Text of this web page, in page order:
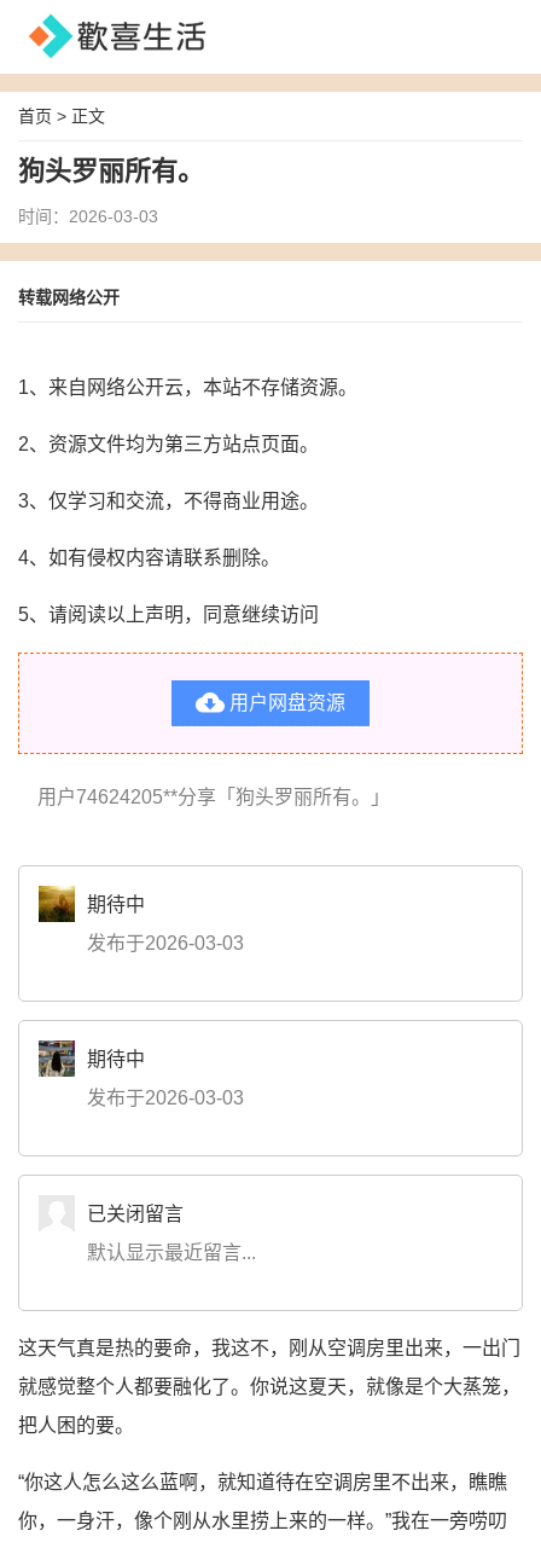
首页 > 正文
狗头罗丽所有。
时间：2026-03-03
转载网络公开
1、来自网络公开云，本站不存储资源。
2、资源文件均为第三方站点页面。
3、仅学习和交流，不得商业用途。
4、如有侵权内容请联系删除。
5、请阅读以上声明，同意继续访问
 用户网盘资源
用户74624205**分享「狗头罗丽所有。」
期待中
发布于2026-03-03
期待中
发布于2026-03-03
已关闭留言
默认显示最近留言...
这天气真是热的要命，我这不，刚从空调房里出来，一出门
就感觉整个人都要融化了。你说这夏天，就像是个大蒸笼，
把人困的要。
“你这人怎么这么蓝啊，就知道待在空调房里不出来，瞧瞧
你，一身汗，像个刚从水里捞上来的一样。”我在一旁唠叨